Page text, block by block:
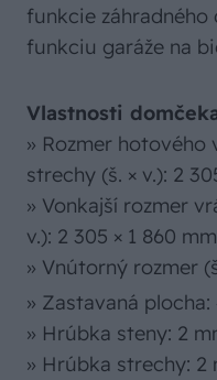
funkcie
funkciu garáže na
Vlastnosti
» Rozmer hotového
strechy (š. × v.): 2
» Vonkajší rozmer
v.): 2 305 × 1 860 mm
» Vnútorný rozmer
» Zastavaná plocha:
» Hrúbka steny: 2
» Hrúbka strechy: 2